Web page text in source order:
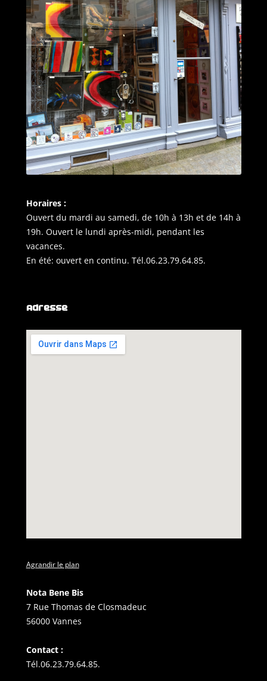
Horaires :
Ouvert du mardi au samedi, de 10h à 13h et de 14h à
19h. Ouvert le lundi après-midi, pendant les
vacances.
En été: ouvert en continu. Tél.06.23.79.64.85.
Adresse
Agrandir le plan
Nota Bene Bis
7 Rue Thomas de Closmadeuc
56000 Vannes
Contact :
Tél.06.23.79.64.85.